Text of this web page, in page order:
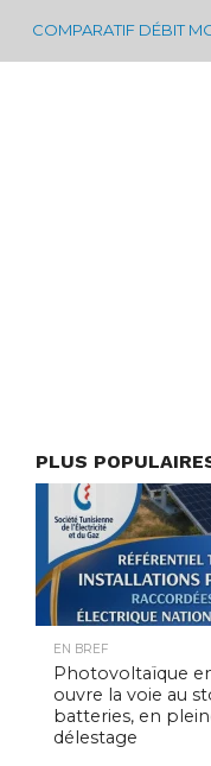
COMPARATIF DÉBIT
PLUS
EN BREF
Photovoltaïque
ouvre la voie au
batteries, en
délestage